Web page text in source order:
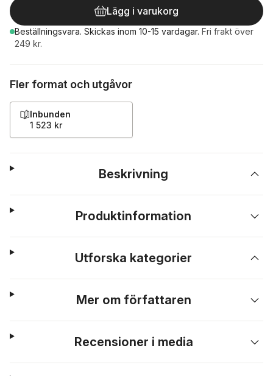
Lägg i varukorg
Beställningsvara. Skickas inom 10-15 vardagar. Fri frakt över
249 kr.
Fler format och utgåvor
Inbunden
1 523 kr
Beskrivning
Produktinformation
Utforska kategorier
Mer om författaren
Recensioner i media